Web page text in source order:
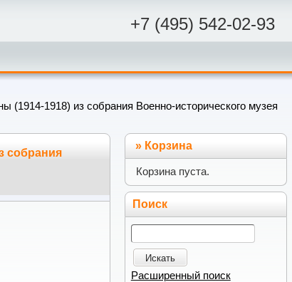
+7 (495) 542-02-93
(1914-1918) из собрания Военно-исторического музея
собрания
» Корзина
Корзина пуста.
Поиск
Искать
Расширенный поиск